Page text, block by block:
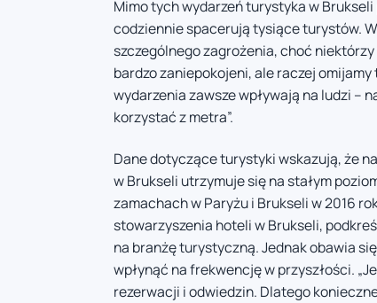
Mimo tych wydarzeń turystyka w
codziennie spacerują tysiące turystów.
szczególnego zagrożenia, choć
bardzo zaniepokojeni, ale raczej
wydarzenia zawsze wpływają na ludzi –
korzystać z metra”.
Dane dotyczące turystyki wskazują, że
w Brukseli utrzymuje się na stałym
zamachach w Paryżu i Brukseli w 2016
stowarzyszenia hoteli w Brukseli,
na branżę turystyczną. Jednak obawia
wpłynąć na frekwencję w przyszłości.
rezerwacji i odwiedzin. Dlatego